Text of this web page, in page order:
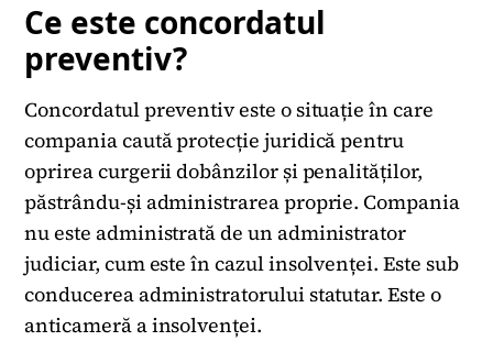
Ce este concordatul
preventiv?
Concordatul preventiv este o situație în care
compania caută protecție juridică pentru
oprirea curgerii dobânzilor și penalităților,
păstrându-și administrarea proprie. Compania
nu este administrată de un administrator
judiciar, cum este în cazul insolvenței. Este sub
conducerea administratorului statutar. Este o
anticameră a insolvenței.